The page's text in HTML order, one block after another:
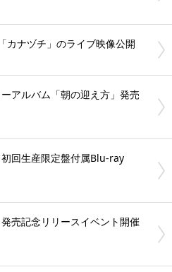
カナヅチ」のライブ映像公開
アルバム「朝の迎え方」発売
回生産限定盤付属Blu-ray
売記念リリースイベント開催